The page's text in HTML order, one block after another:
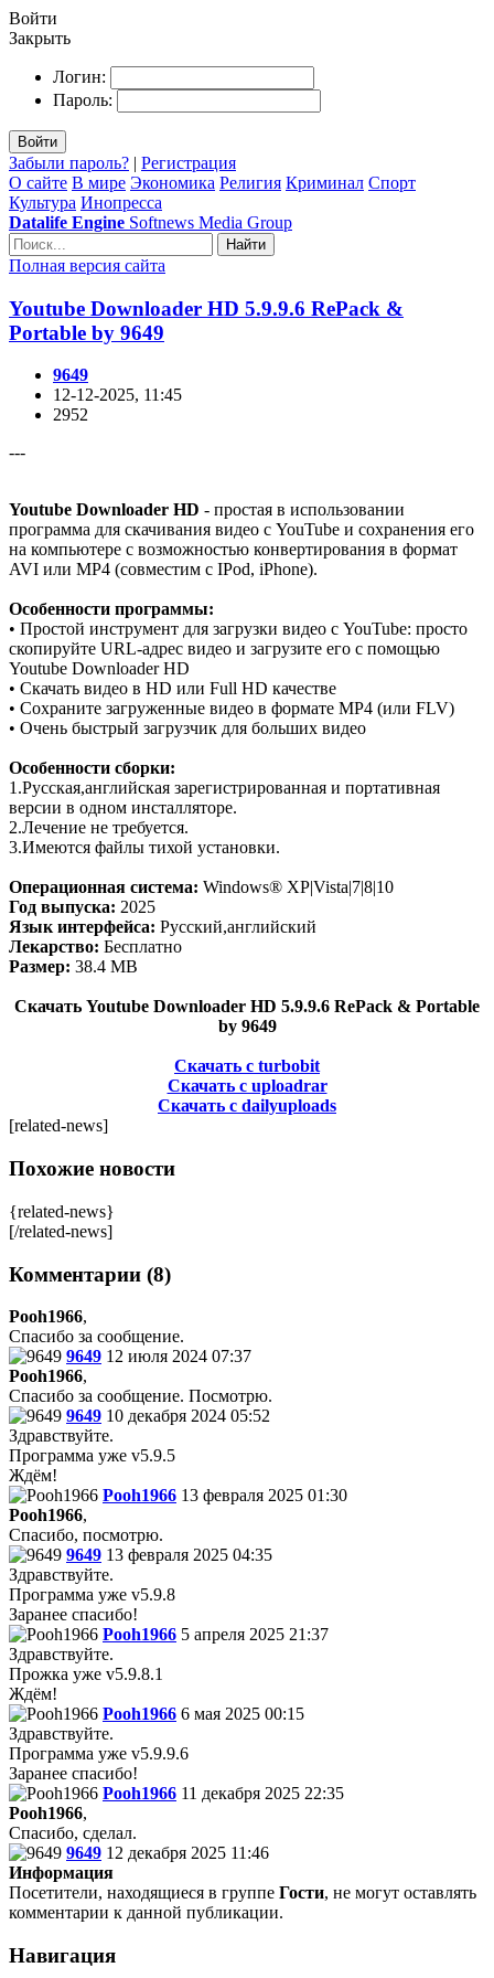
Войти
Закрыть
Логин:
Пароль:
Войти
Забыли пароль? | Регистрация
О сайте В мире Экономика Религия Криминал Спорт
Культура Инопресса
Datalife Engine Softnews Media Group
Найти
Полная версия сайта
Youtube Downloader HD 5.9.9.6 RePack &
Portable by 9649
9649
12-12-2025, 11:45
2952
---
Youtube Downloader HD - простая в использовании
программа для скачивания видео с YouTube и сохранения его
на компьютере с возможностью конвертирования в формат
AVI или MP4 (совместим с IPod, iPhone).
Особенности программы:
• Простой инструмент для загрузки видео с YouTube: просто
скопируйте URL-адрес видео и загрузите его с помощью
Youtube Downloader HD
• Скачать видео в HD или Full HD качестве
• Сохраните загруженные видео в формате MP4 (или FLV)
• Очень быстрый загрузчик для больших видео
Особенности сборки:
1.Русская,aнглийская зарегистрированная и портативная
версии в одном инсталляторе.
2.Лечение не требуется.
3.Имеются файлы тихой установки.
Операционная система: Windows® XP|Vista|7|8|10
Год выпуска: 2025
Язык интерфейса: Русский,английский
Лекарство: Бесплатно
Размер: 38.4 MB
Скачать Youtube Downloader HD 5.9.9.6 RePack & Portable
by 9649
Скачать с turbobit
Скачать с uploadrar
Скачать с dailyuploads
[related-news]
Похожие новости
{related-news}
[/related-news]
Комментарии (8)
Pooh1966,
Спасибо за сообщение.
9649 12 июля 2024 07:37
Pooh1966,
Спасибо за сообщение. Посмотрю.
9649 10 декабря 2024 05:52
Здравствуйте.
Программа уже v5.9.5
Ждём!
Pooh1966 13 февраля 2025 01:30
Pooh1966,
Спасибо, посмотрю.
9649 13 февраля 2025 04:35
Здравствуйте.
Программа уже v5.9.8
Заранее спасибо!
Pooh1966 5 апреля 2025 21:37
Здравствуйте.
Прожка уже v5.9.8.1
Ждём!
Pooh1966 6 мая 2025 00:15
Здравствуйте.
Программа уже v5.9.9.6
Заранее спасибо!
Pooh1966 11 декабря 2025 22:35
Pooh1966,
Спасибо, сделал.
9649 12 декабря 2025 11:46
Информация
Посетители, находящиеся в группе Гости, не могут оставлять
комментарии к данной публикации.
Навигация